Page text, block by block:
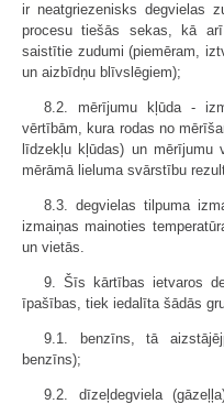
ir neatgriezenisks degvielas
procesu tiešās sekas, kā
saistītie zudumi (piemēram,
un aizbīdņu blīvslēgiem);
8.2. mērījumu kļūda -
vērtībām, kura rodas no
līdzekļu kļūdas) un mērījumu
mērāmā lieluma svārstību
8.3. degvielas tilpuma
izmaiņas mainoties
un vietās.
9. Šīs kārtības ietvaros
īpašības, tiek iedalīta šādās
9.1. benzīns, tā
benzīns);
9.2. dīzeļdegviela